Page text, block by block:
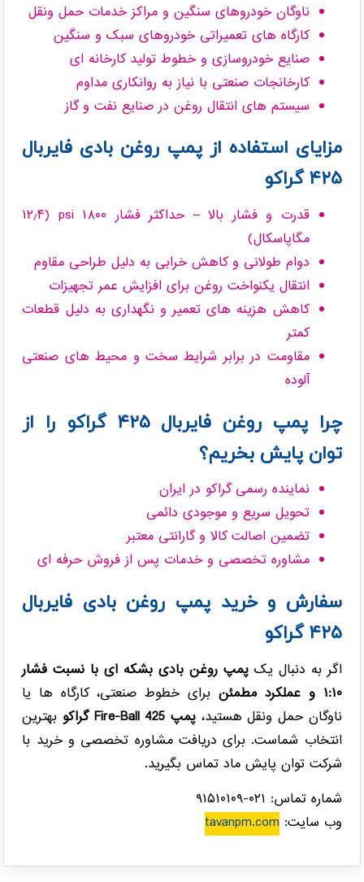
ناوگان خودروهای سنگین و مراکز خدمات حمل ونقل
کارگاه های تعمیراتی خودروهای سبک و سنگین
صنایع خودروسازی و خطوط تولید کارخانه ای
کارخانجات صنعتی با نیاز به روانکاری مداوم
سیستم های انتقال روغن در صنایع نفت و گاز
مزایای استفاده از پمپ روغن بادی فایربال
۴۲۵ گراکو
قدرت و فشار بالا – حداکثر فشار ۱۸۰۰ psi (۱۲٫۴
مگاپاسکال)
دوام طولانی و کاهش خرابی به دلیل طراحی مقاوم
انتقال یکنواخت روغن برای افزایش عمر تجهیزات
کاهش هزینه های تعمیر و نگهداری به دلیل قطعات
کمتر
مقاومت در برابر شرایط سخت و محیط های صنعتی
آلوده
چرا پمپ روغن فایربال ۴۲۵ گراکو را از
توان پایش بخریم؟
نماینده رسمی گراکو در ایران
تحویل سریع و موجودی دائمی
تضمین اصالت کالا و گارانتی معتبر
مشاوره تخصصی و خدمات پس از فروش حرفه ای
سفارش و خرید پمپ روغن بادی فایربال
۴۲۵ گراکو
اگر به دنبال یکپمپ روغن بادی بشکه ای با نسبت فشار
۱:۱۰ و عملکرد مطمئن
برای خطوط صنعتی، کارگاه ها یا
ناوگان حمل ونقل هستید، پمپ Fire-Ball 425 گراکو
بهترین
انتخاب شماست. برای دریافت مشاوره تخصصی و خرید با
شرکت توان پایش ماد تماس بگیرید.
شماره تماس: ۰۲۱-۹۱۵۱۰۱۰۹
وب سایت: tavanpm.com